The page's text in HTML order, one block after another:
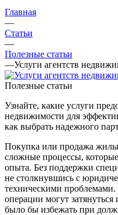
Главная
—
Статьи
—
Полезные статьи
—Услуги агентств
Полезные статьи
Узнайте, какие услуги
недвижимости для
как выбрать надежного
Покупка или продажа
сложные процессы,
опыта. Без поддержки
не столкнувшись с
техническими
операции могут
было бы избежать при